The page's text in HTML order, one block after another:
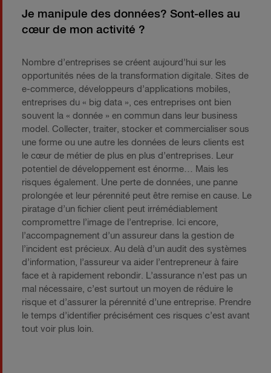
Je manipule des données? Sont-elles au
cœur de mon activité ?
Nombre d’entreprises se créent aujourd’hui sur les
opportunités nées de la transformation digitale. Sites de
e-commerce, développeurs d’applications mobiles,
entreprises du « big data », ces entreprises ont bien
souvent la « donnée » en commun dans leur business
model. Collecter, traiter, stocker et commercialiser sous
une forme ou une autre les données de leurs clients est
le cœur de métier de plus en plus d’entreprises. Leur
potentiel de développement est énorme… Mais les
risques également. Une perte de données, une panne
prolongée et leur pérennité peut être remise en cause. Le
piratage d’un fichier client peut irrémédiablement
compromettre l’image de l’entreprise. Ici encore,
l’accompagnement d’un assureur dans la gestion de
l’incident est précieux. Au delà d’un audit des systèmes
d’information, l’assureur va aider l’entrepreneur à faire
face et à rapidement rebondir. L’assurance n’est pas un
mal nécessaire, c’est surtout un moyen de réduire le
risque et d’assurer la pérennité d’une entreprise. Prendre
le temps d’identifier précisément ces risques c’est avant
tout voir plus loin.